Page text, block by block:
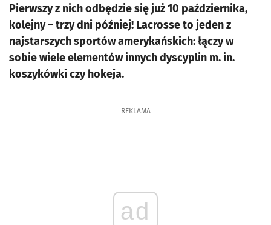
Pierwszy z nich odbędzie się już 10 października,
kolejny – trzy dni później! Lacrosse to jeden z
najstarszych sportów amerykańskich: łączy w
sobie wiele elementów innych dyscyplin m. in.
koszykówki czy hokeja.
REKLAMA
ad